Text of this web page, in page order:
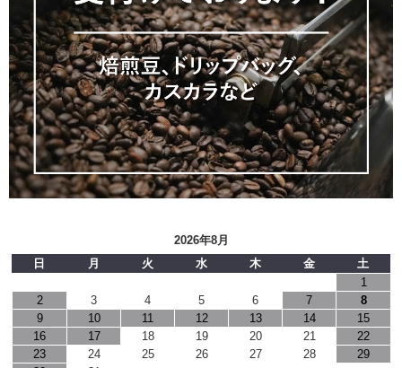
2026年8月
日
月 火 水 木 金
土
1
2
3 4 5 6 7
8
9
10 11 12 13 14
15
16
17 18 19 20 21
22
23
24 25 26 27 28
29